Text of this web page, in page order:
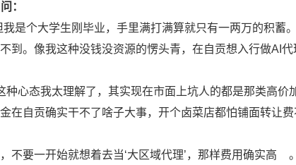
：
我是个大学生刚毕业，手里满打满算就只有一两万的积蓄
到。像我这种没钱没资源的愣头青，在自贡想入行做AI
种心态我太理解了，其实现在市面上坑人的都是那类高
在自贡确实干不了啥子大事，开个卤菜店都怕铺面转让
不要一开始就想着去当‘大区域代理’，那样费用确实高